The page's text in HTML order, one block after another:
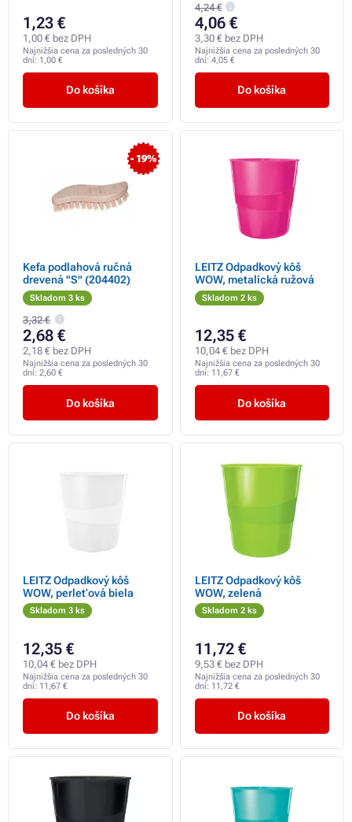
1,23 €
1,00 € bez DPH
Najnižšia cena za posledných 30
dní: 1,00 €
Do košíka
4,24 €
4,06 €
3,30 € bez DPH
Najnižšia cena za posledných 30
dní: 4,05 €
Do košíka
- 19%
Kefa podlahová ručná
drevená "S" (204402)
Skladom 3 ks
3,32 €
2,68 €
2,18 € bez DPH
Najnižšia cena za posledných 30
dní: 2,60 €
Do košíka
LEITZ Odpadkový kôš
WOW, metalická ružová
Skladom 2 ks
12,35 €
10,04 € bez DPH
Najnižšia cena za posledných 30
dní: 11,67 €
Do košíka
LEITZ Odpadkový kôš
WOW, perleťová biela
Skladom 3 ks
12,35 €
10,04 € bez DPH
Najnižšia cena za posledných 30
dní: 11,67 €
Do košíka
LEITZ Odpadkový kôš
WOW, zelená
Skladom 2 ks
11,72 €
9,53 € bez DPH
Najnižšia cena za posledných 30
dní: 11,72 €
Do košíka